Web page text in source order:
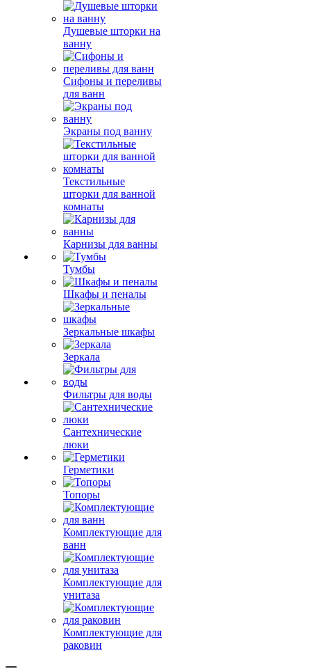
Душевые шторки на
ванну
Сифоны и переливы
для ванн
Экраны под ванну
Текстильные
шторки для ванной
комнаты
Карнизы для ванны
Тумбы
Шкафы и пеналы
Зеркальные шкафы
Зеркала
Фильтры для воды
Сантехнические
люки
Герметики
Топоры
Комплектующие для
ванн
Комплектующие для
унитаза
Комплектующие для
раковин